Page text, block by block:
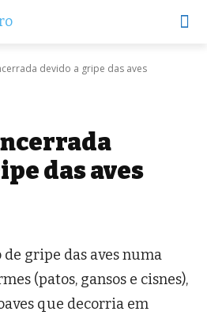
devido a gripe das aves
das aves
gripe das aves numa
(patos, gansos e cisnes),
que decorria em